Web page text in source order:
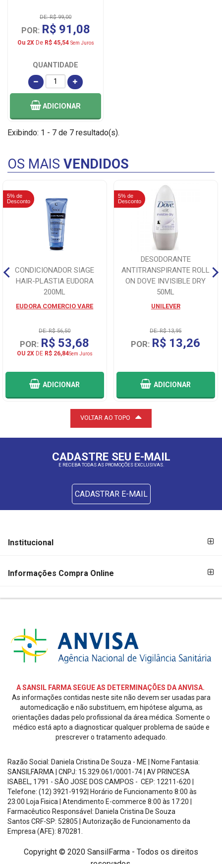
DE: R$ 99,00
POR: R$ 91,08
Ou 2XDe R$ 45,54 Sem Juros
QUANTIDADE
ADICIONAR
Exibindo: 1 - 7 de 7 resultado(s).
OS MAIS VENDIDOS
5% de
Desconto
CONDICIONADOR SIAGE
HAIR-PLASTIA EUDORA
200ML
EUDORA COMERCIO VARE
DE: R$ 56,50
POR: R$ 53,68
OU 2XDE R$ 26,84Sem Juros
ADICIONAR
5% de
Desconto
DESODORANTE
ANTITRANSPIRANTE ROLL
ON DOVE INVISIBLE DRY
50ML
UNILEVER
DE: R$ 13,95
POR: R$ 13,26
ADICIONAR
VOLTAR AO TOPO
CADASTRE SEU E-MAIL
E RECEBA TODAS AS PROMOÇÕES EXCLUSIVAS.
CADASTRAR E-MAIL
DE
CREDIBILIDADE
SOCIAIS
PAGAMENTO
Institucional
Informações Compra Online
A SANSIL FARMA SEGUE AS DETERMINAÇÕES DA ANVISA.
As informações contidas neste site não devem ser usadas para
automedicação e não substituem, em hipótese alguma, as
orientações dadas pelo profissional da área médica. Somente o
médico está apto a diagnosticar qualquer problema de saúde e
prescrever o tratamento adequado.
Razão Social: Daniela Cristina De Souza - ME | Nome Fantasia:
SANSILFARMA | CNPJ: 15.329.061/0001-74 AV PRINCESA
ISABEL, 1791 - SÃO JOSE DOS CAMPOS - CEP: 12211-620
Telefone: (12) 3921-9192| Horário de Funcionamento 8:00 às
23:00 Loja Fisica | Atendimento E-commerce 8:00 às 17:20
Farmacêutico Responsável: Daniela Cristina De Souza
Santos CRF-SP: 52805 |
Autorização de Funcionamento da
Empresa (AFE): 870281.
Copyright © 2020 SansilFarma - Todos os direitos